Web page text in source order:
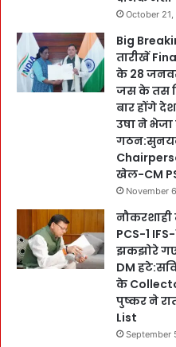
October
Big
तारीखें
के 28
जस के तस
बार होंगे
उषा ने भेजा
खेल-CM
November
PCS-1
झकझोरे गए
DM
के
पुष्कर ने
List
September